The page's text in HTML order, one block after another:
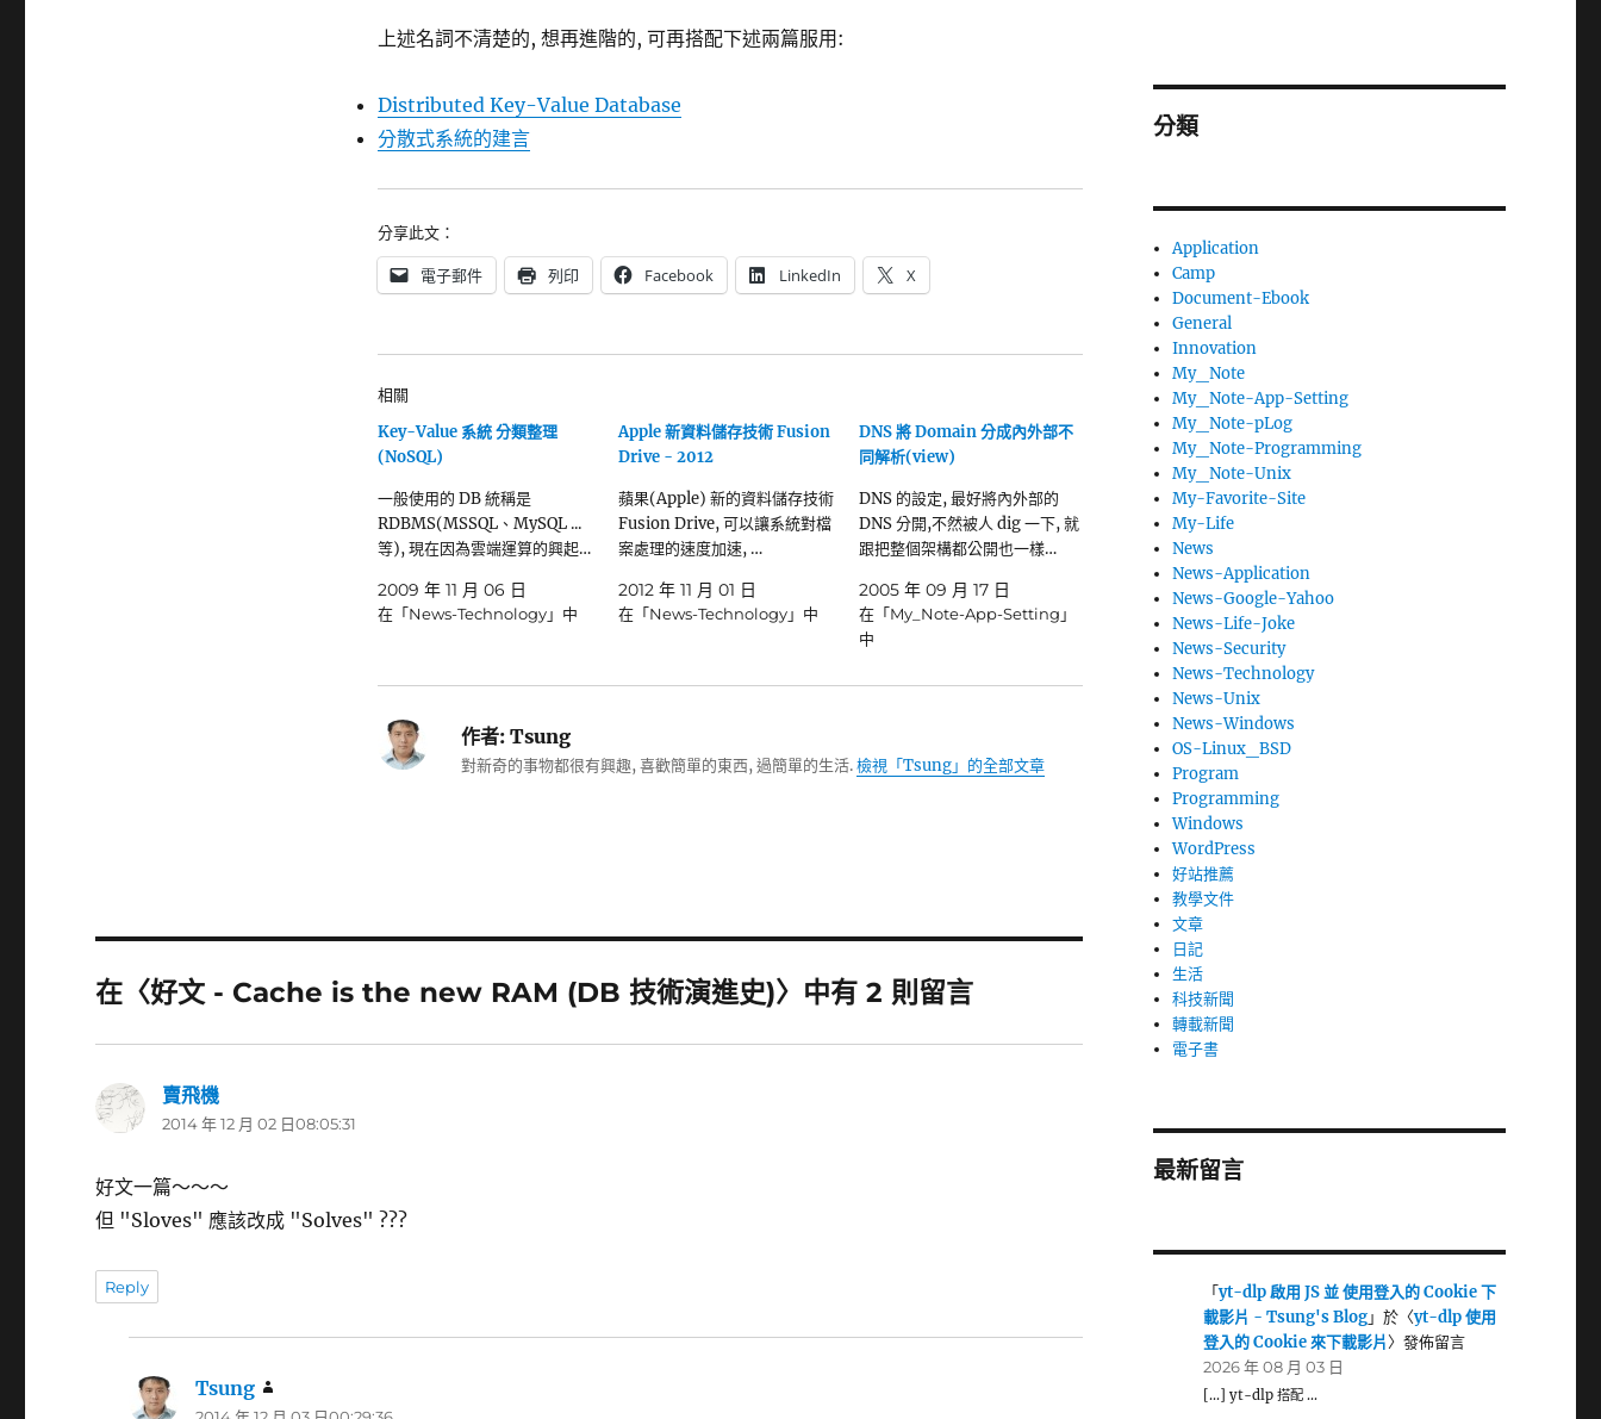
上述名詞不清楚的, 想再進階的, 可再搭配下述兩篇服用:
Distributed Key-Value Database
分散式系統的建言
分享此文：
電子郵件 列印 Facebook LinkedIn X
相關
Key-Value 系統 分類整理
(NoSQL)
一般使用的 DB 統稱是
RDBMS(MSSQL、MySQL ...
等), 現在因為雲端運算的興起…
2009 年 11 月 06 日
在「News-Technology」中
Apple 新資料儲存技術 Fusion
Drive - 2012
蘋果(Apple) 新的資料儲存技術
Fusion Drive, 可以讓系統對檔
案處理的速度加速, …
2012 年 11 月 01 日
在「News-Technology」中
DNS 將 Domain 分成內外部不
同解析(view)
DNS 的設定, 最好將內外部的
DNS 分開,不然被人 dig 一下, 就
跟把整個架構都公開也一樣…
2005 年 09 月 17 日
在「My_Note-App-Setting」
中
作者:Tsung
對新奇的事物都很有興趣, 喜歡簡單的東西, 過簡單的生活.檢視「Tsung」的全部文章
在〈好文 - Cache is the new RAM (DB 技術演進史)〉中有 2 則留言
賣飛機
示:
2014 年 12 月 02 日08:05:31
好文一篇～～～
但 "Sloves" 應該改成 "Solves" ???
Reply
Tsung
分類
Application
Camp
Document-Ebook
General
Innovation
My_Note
My_Note-App-Setting
My_Note-pLog
My_Note-Programming
My_Note-Unix
My-Favorite-Site
My-Life
News
News-Application
News-Google-Yahoo
News-Life-Joke
News-Security
News-Technology
News-Unix
News-Windows
OS-Linux_BSD
Program
Programming
Windows
WordPress
好站推薦
教學文件
文章
日記
生活
科技新聞
轉載新聞
電子書
最新留言
「yt-dlp 啟用 JS 並 使用登入的 Cookie 下
載影片 - Tsung's Blog」於〈yt-dlp 使用
登入的 Cookie 來下載影片〉發佈留言
2026 年 08 月 03 日
[…] yt-dlp 搭配 …